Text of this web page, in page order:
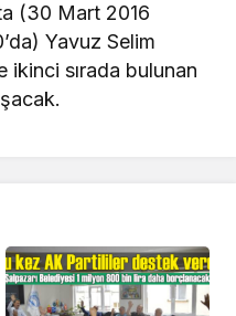
(30 Mart 2016
Yavuz Selim
ikinci sırada bulunan